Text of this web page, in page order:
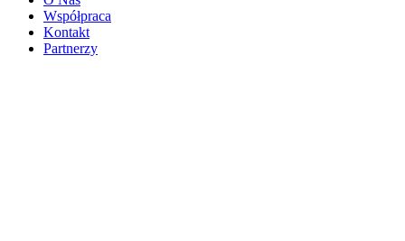
Współpraca
Kontakt
Partnerzy